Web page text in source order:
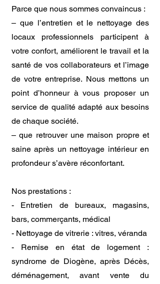
Parce que nous sommes convaincus :
– que l’entretien et le nettoyage des
locaux professionnels participent à
votre confort, améliorent le travail et la
santé de vos collaborateurs et l’image
de votre entreprise. Nous mettons un
point d’honneur à vous proposer un
service de qualité adapté aux besoins
de chaque société.
– que retrouver une maison propre et
saine après un nettoyage intérieur en
profondeur s’avère réconfortant.
Nos prestations :
- Entretien de bureaux, magasins,
bars, commerçants, médical
- Nettoyage de vitrerie : vitres, véranda
- Remise en état de logement :
syndrome de Diogène, après Décès,
déménagement, avant vente du